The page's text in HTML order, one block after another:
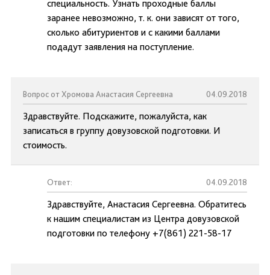
специальность. Узнать проходные баллы
заранее невозможно, т. к. они зависят от того,
сколько абитуриентов и с какими баллами
подадут заявления на поступление.
Вопрос от Хромова Анастасия Сергеевна 04.09.2018
Здравствуйте. Подскажите, пожалуйста, как
записаться в группу довузовской подготовки. И
стоимость.
Ответ: 04.09.2018
Здравствуйте, Анастасия Сергеевна. Обратитесь
к нашим специалистам из Центра довузовской
подготовки по телефону +7(861) 221-58-17